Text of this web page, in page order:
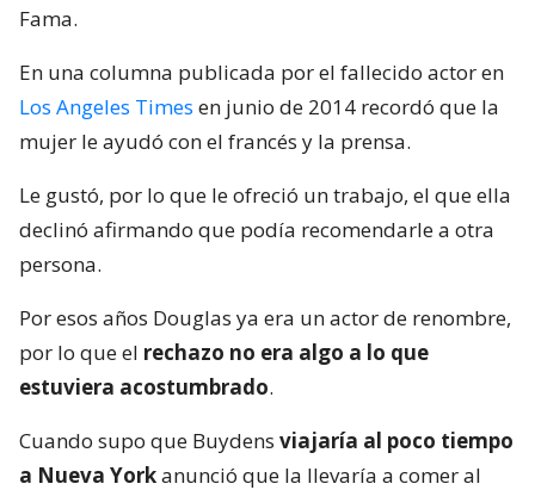
Fama.
En una columna publicada por el fallecido actor en
Los Angeles Times en junio de 2014 recordó que la
mujer le ayudó con el francés y la prensa.
Le gustó, por lo que le ofreció un trabajo, el que ella
declinó afirmando que podía recomendarle a otra
persona.
Por esos años Douglas ya era un actor de renombre,
por lo que el rechazo no era algo a lo que
estuviera acostumbrado.
Cuando supo que Buydens viajaría al poco tiempo
a Nueva Yorkanunció que la llevaría a comer al